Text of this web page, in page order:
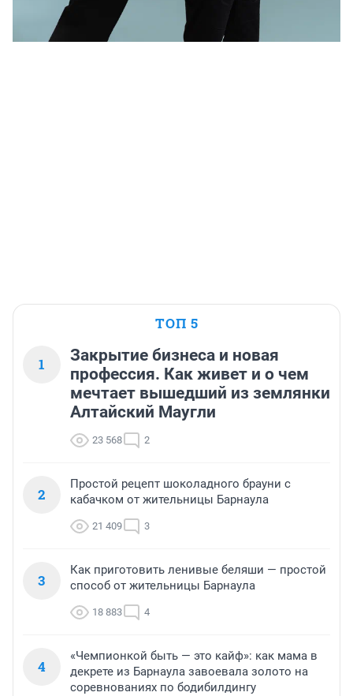
ТОП 5
1
Закрытие бизнеса и новая
профессия. Как живет и о чем
мечтает вышедший из землянки
Алтайский Маугли
23 568 2
2
Простой рецепт шоколадного брауни с
кабачком от жительницы Барнаула
21 409 3
3
Как приготовить ленивые беляши — простой
способ от жительницы Барнаула
18 883 4
4
«Чемпионкой быть — это кайф»: как мама в
декрете из Барнаула завоевала золото на
соревнованиях по бодибилдингу